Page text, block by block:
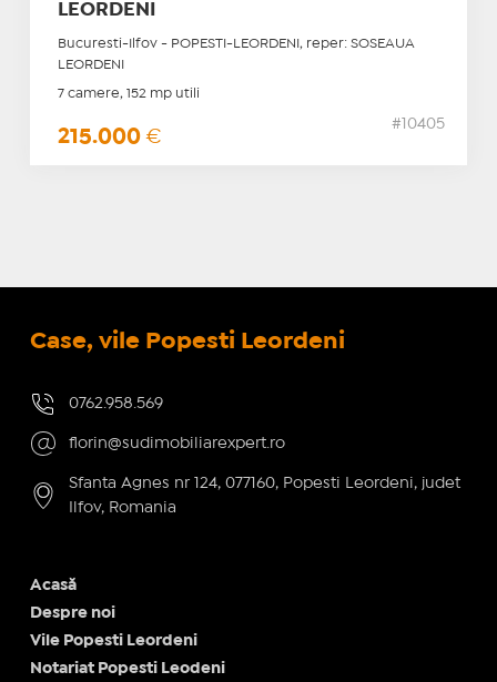
LEORDENI
Bucuresti-Ilfov - POPESTI-LEORDENI, reper: SOSEAUA
LEORDENI
7 camere, 152 mp utili
215.000 €
#10405
Case, vile Popesti Leordeni
0762.958.569
florin@sudimobiliarexpert.ro
Sfanta Agnes nr 124, 077160, Popesti Leordeni, judet
Ilfov, Romania
Acasă
Despre noi
Vile Popesti Leordeni
Notariat Popesti Leodeni